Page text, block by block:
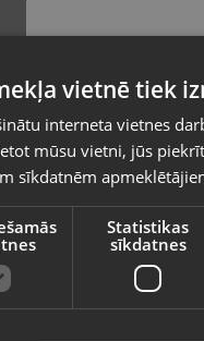
Bosch
Stāvoklis
45.00€
valsti
Vietnes
Valsts
Valoda
vietnē tiek
interneta vietnes
mūsu vietni, jūs
sīkdatnēm
Statistikas
sīkdatnes